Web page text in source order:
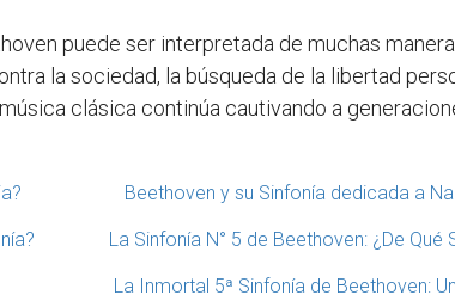
puede ser interpretada de muchas
la sociedad, la búsqueda de la libertad
clásica continúa cautivando a
Beethoven y su Sinfonía dedicada a
La Sinfonía N° 5 de Beethoven: ¿De Qué
La Inmortal 5ª Sinfonía de Beethoven: